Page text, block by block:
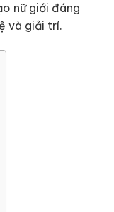
nữ giới đáng
và giải trí.